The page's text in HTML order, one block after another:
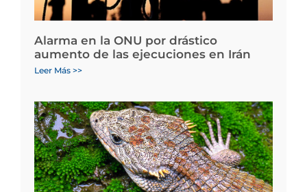
Alarma en la ONU por drástico
aumento de las ejecuciones en Irán
Leer Más >>